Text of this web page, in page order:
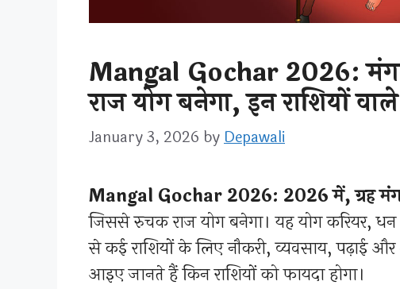
Mangal Gochar 2026:
राज योग बनेगा, इन राशियों
January 3, 2026 by Depawali
Mangal Gochar 2026: 2026 में, ग्रह
जिससे रुचक राज योग बनेगा। यह योग करियर,
से कई राशियों के लिए नौकरी, व्यवसाय, पढ़ाई
आइए जानते हैं किन राशियों को फायदा होगा।